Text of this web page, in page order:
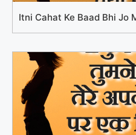
Itni Cahat Ke Baad Bhi Jo